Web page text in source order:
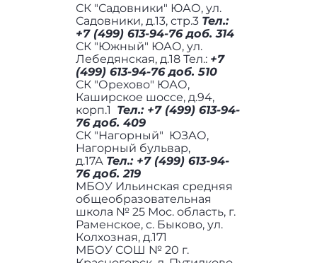
СК "Садовники" ЮАО, ул.
Садовники, д.13, стр.3 Тел.:
+7 (499) 613-94-76 доб. 314
СК "Южный" ЮАО, ул.
Лебедянская, д.18 Тел.: +7
(499) 613-94-76 доб. 510
СК "Орехово" ЮАО,
Каширское шоссе, д.94,
корп.1 Тел.: +7 (499) 613-94-
76 доб. 409
СК "Нагорный" ЮЗАО,
Нагорный бульвар,
д.17А Тел.: +7 (499) 613-94-
76 доб. 219
МБОУ Ильинская средняя
общеобразовательная
школа № 25 Мос. область, г.
Раменское, с. Быково, ул.
Колхозная, д.171
МБОУ СОШ № 20 г.